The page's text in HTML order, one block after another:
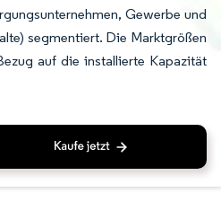
Gewerbe und
segmentiert. Die Marktgrößen
auf die installierte Kapazität